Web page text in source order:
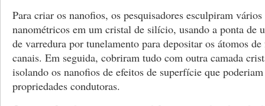
Para criar os nanofios, os pesquisadores esculpiram vários
nanométricos em um cristal de silício, usando a ponta de
de varredura por tunelamento para depositar os átomos de
canais. Em seguida, cobriram tudo com outra camada
isolando os nanofios de efeitos de superfície que
propriedades condutoras.